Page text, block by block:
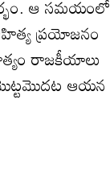
ఆ సమయంలో
ప్రయోజనం
రాజకీయాలు
మొట్టమొదట ఆయన